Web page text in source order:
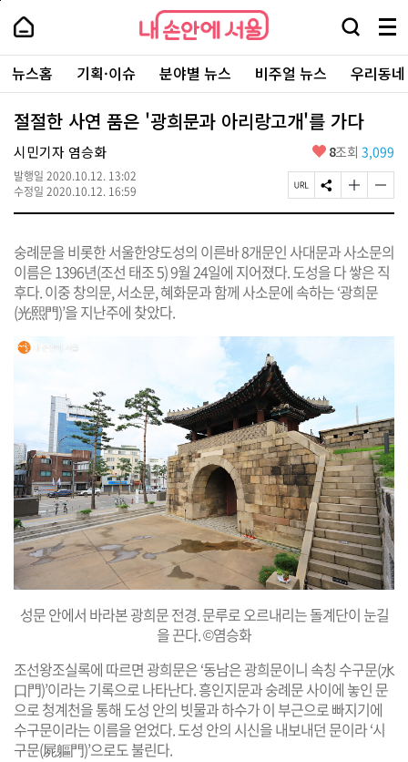
본
로
가
내
손
안
에
서
울
-
서
울
시
대
표
소
포
털
내
손
에
울
검
창
열
기
메
뉴
전
체
보
주
요
서
뉴스홈 기획·이슈 분야별 뉴스 비주얼 뉴스 우리동
절절한 사연 품은 '광희문과 아리랑고개'를 가다
시민기자 염승화
발행일 2020.10.12. 13:02
수정일 2020.10.12. 16:59
좋
요
8조회 3,099
페
이
R
L
복
사
S
N
유
하
기
글
자
크
게
변
경
기
글
자
작
게
변
기
숭례문을 비롯한 서울한양도성의 이른바 8개문인 사대문과 사소문의
이름은 1396년(조선 태조 5) 9월 24일에 지어졌다. 도성을 다 쌓은 직
후다. 이중 창의문, 서소문, 혜화문과 함께 사소문에 속하는 ‘광희문
(光熙門)’을 지난주에 찾았다.
성문 안에서 바라본 광희문 전경. 문루로 오르내리는 돌계단이 눈길
을 끈다. ©염승화
조선왕조실록에 따르면 광희문은 ‘동남은 광희문이니 속칭 수구문(水
口門)’이라는 기록으로 나타난다. 흥인지문과 숭례문 사이에 놓인 문
으로 청계천을 통해 도성 안의 빗물과 하수가 이 부근으로 빠지기에
수구문이라는 이름을 얻었다. 도성 안의 시신을 내보내던 문이라 ‘시
구문(屍軀門)’으로도 불린다.
페
상
단
로